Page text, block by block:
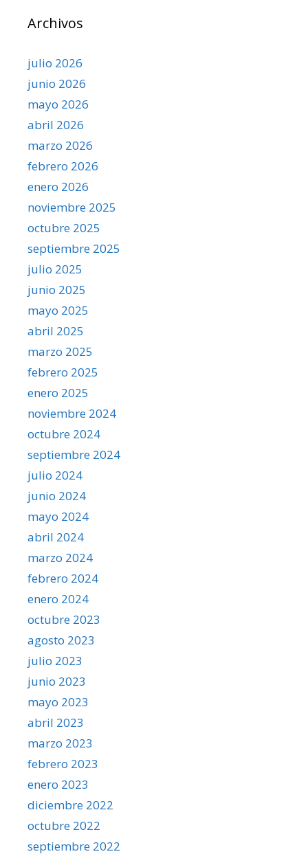
Archivos
julio 2026
junio 2026
mayo 2026
abril 2026
marzo 2026
febrero 2026
enero 2026
noviembre 2025
octubre 2025
septiembre 2025
julio 2025
junio 2025
mayo 2025
abril 2025
marzo 2025
febrero 2025
enero 2025
noviembre 2024
octubre 2024
septiembre 2024
julio 2024
junio 2024
mayo 2024
abril 2024
marzo 2024
febrero 2024
enero 2024
octubre 2023
agosto 2023
julio 2023
junio 2023
mayo 2023
abril 2023
marzo 2023
febrero 2023
enero 2023
diciembre 2022
octubre 2022
septiembre 2022